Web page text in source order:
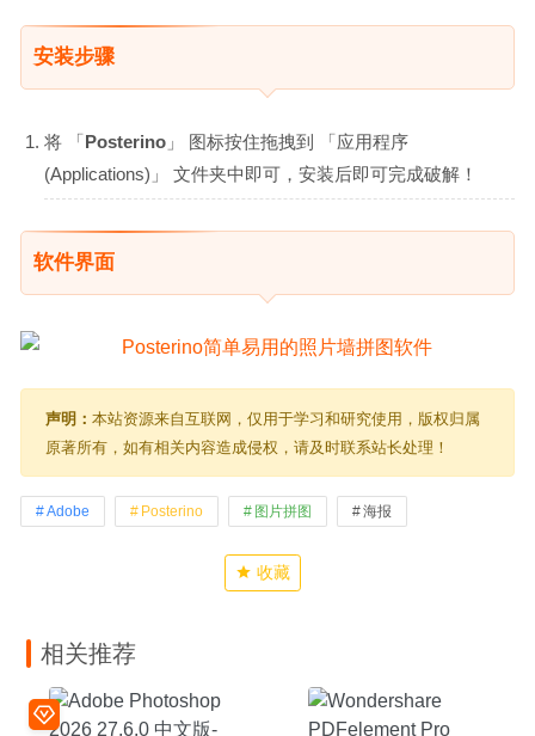
安装步骤
将 「Posterino 」 图标按住拖拽到 「应用程序
(Applications)」 文件夹中即可，安装后即可完成破解！
软件界面
声明： 本站资源来自互联网，仅用于学习和研究使用，版权归属
原著所有，如有相关内容造成侵权，请及时联系站长处理！
Adobe Posterino 图片拼图 海报
收藏
相关推荐